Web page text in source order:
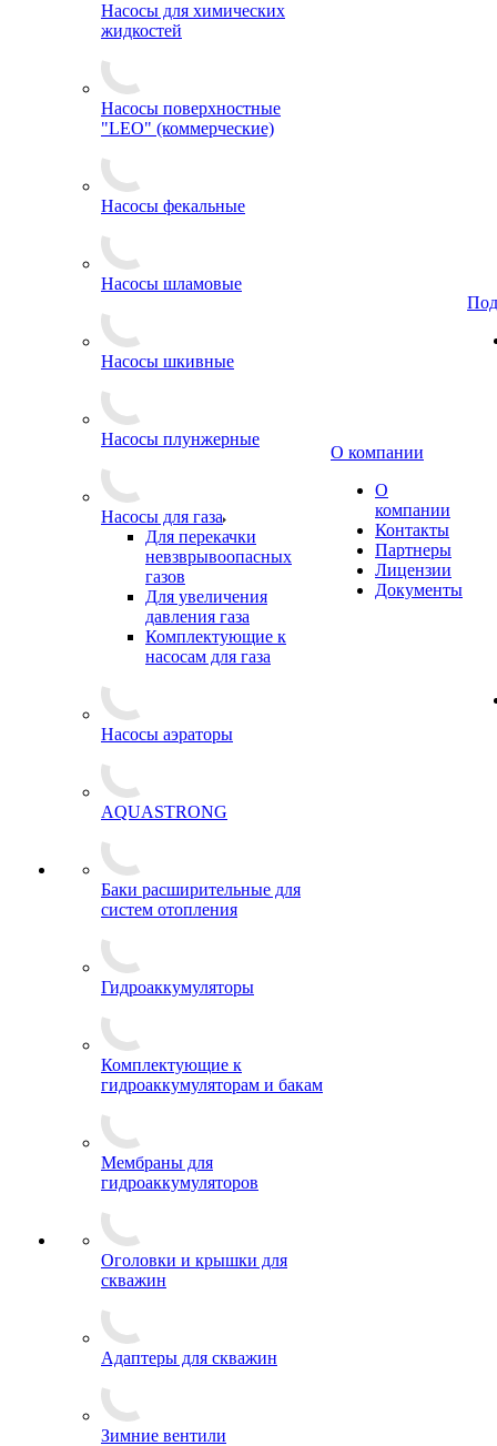
Насосы для химических
жидкостей
Насосы поверхностные
"LEO" (коммерческие)
Насосы фекальные
Насосы шламовые
Насосы шкивные
Насосы плунжерные
Насосы для газа
Для перекачки
невзврывоопасных
газов
Для увеличения
давления газа
Комплектующие к
насосам для газа
Насосы аэраторы
AQUASTRONG
Баки расширительные для
систем отопления
Гидроаккумуляторы
Комплектующие к
гидроаккумуляторам и бакам
Мембраны для
гидроаккумуляторов
Оголовки и крышки для
скважин
Адаптеры для скважин
Зимние вентили
О компании
О
компании
Контакты
Партнеры
Лицензии
Документы